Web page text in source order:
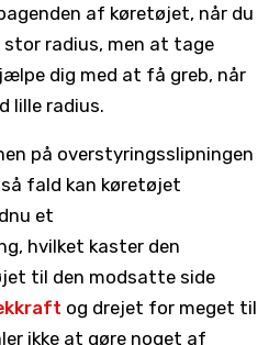
af køretøjet, når du
stor radius, men at tage
dig med at få greb, når
lille radius.
på overstyringsslipningen
fald kan køretøjet
et
hvilket kaster den
til den modsatte side
og drejet for meget til
ikke at gøre noget af